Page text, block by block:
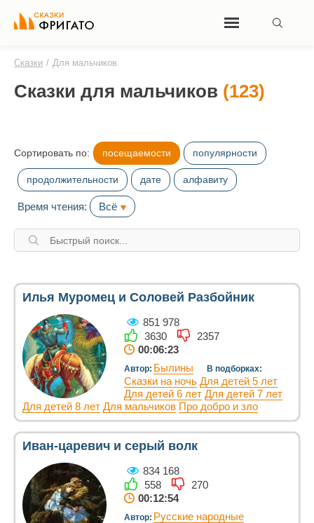
Сказки / Для мальчиков
Сказки для мальчиков (123)
Сортировать по: посещаемости популярности
продолжительности дате алфавиту
Время чтения: Всё
Илья Муромец и Соловей Разбойник
851 978
3630
2357
00:06:23
Автор: Былины В подборках:
Сказки на ночь Для детей 5 лет
Для детей 6 лет Для детей 7 лет
Для детей 8 лет Для мальчиков Про добро и зло
Иван-царевич и серый волк
834 168
558
270
00:12:54
Автор: Русские народные